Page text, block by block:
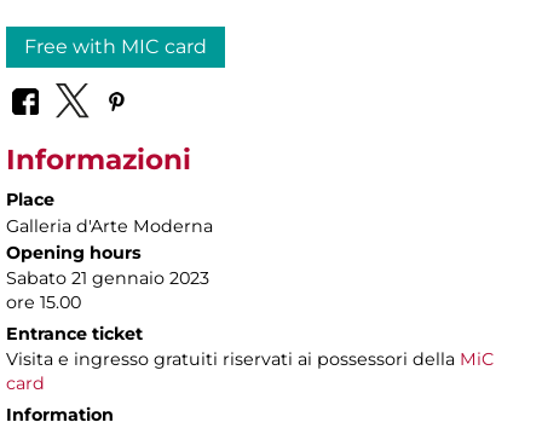
Free with MIC card
Informazioni
Place
Galleria d'Arte Moderna
Opening hours
Sabato 21 gennaio 2023
ore 15.00
Entrance ticket
Visita e ingresso gratuiti riservati ai possessori della MiC
card
Information